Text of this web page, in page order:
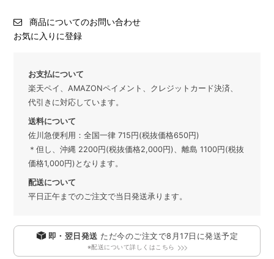
商品についてのお問い合わせ
お気に入りに登録
お支払について
楽天ペイ、AMAZONペイメント、クレジットカード決済、
代引きに対応しています。
送料について
佐川急便利用：全国一律 715円(税抜価格650円)
＊但し、沖縄 2200円(税抜価格2,000円)、離島 1100円(税抜
価格1,000円)となります。
配送について
平日正午までのご注文で当日発送承ります。
即・翌日発送 ただ今のご注文で8月17日 に発送予定
※配送について詳しくはこちら